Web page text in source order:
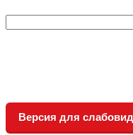
Версия для